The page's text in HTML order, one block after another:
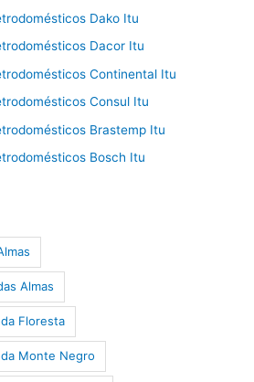
Dako Itu
Dacor Itu
Continental Itu
Consul Itu
Brastemp Itu
Bosch Itu
Almas
Floresta
Monte Negro